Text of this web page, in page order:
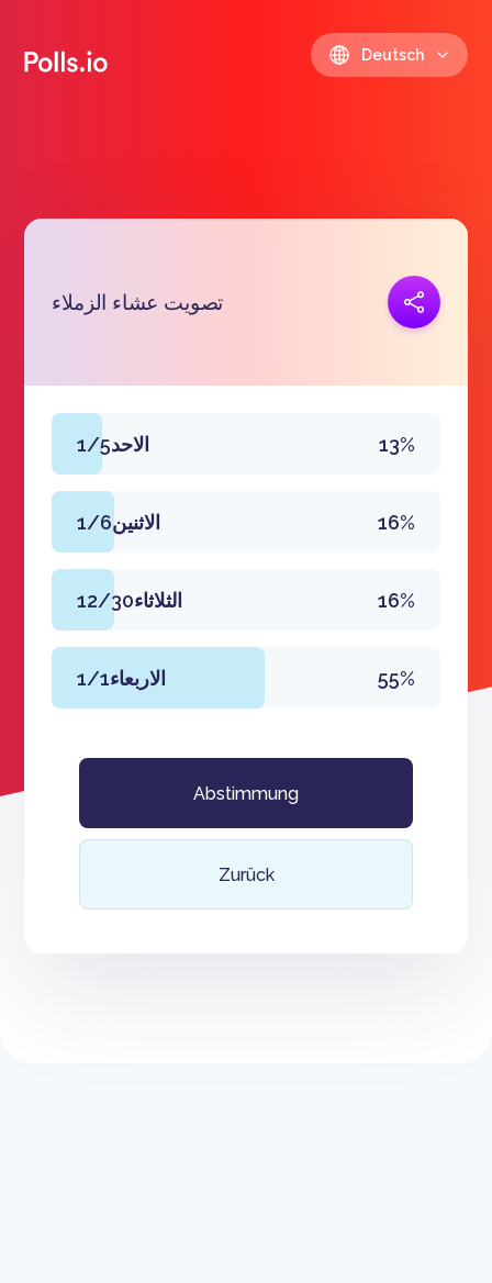
Deutsch
تصويت عشاء الزملاء
1/5الاحد 13%
1/6الاثنين 16%
12/30الثلاثاء 16%
1/1الاربعاء 55%
Abstimmung
Zurück